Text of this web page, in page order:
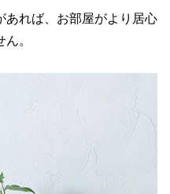
あれば、お部屋がより居心
。